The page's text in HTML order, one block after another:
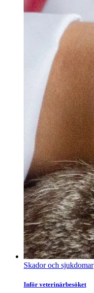
Skador och sjukdomar
Inför veterinärbesöket